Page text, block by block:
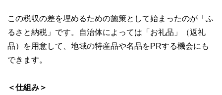
この税収の差を埋めるための施策として始まったのが「ふ
るさと納税」です。自治体によっては「お礼品」（返礼
品）を用意して、地域の特産品や名品をPRする機会にも
できます。
＜仕組み＞